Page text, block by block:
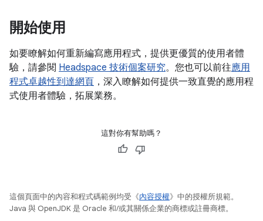
開始使用
如要瞭解如何重新編寫應用程式，提供更優質的使用者體
驗，請參閱 Headspace 技術個案研究。您也可以前往應用
程式卓越性到達網頁 ，深入瞭解如何提供一致直覺的應用程
式使用者體驗，拓展業務。
這對你有幫助嗎？
這個頁面中的內容和程式碼範例均受《內容授權》中的授權所規範。
Java 與 OpenJDK 是 Oracle 和/或其關係企業的商標或註冊商標。